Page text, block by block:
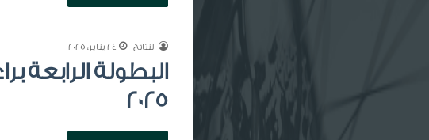
النتائج 24 يناير، 2025
2025